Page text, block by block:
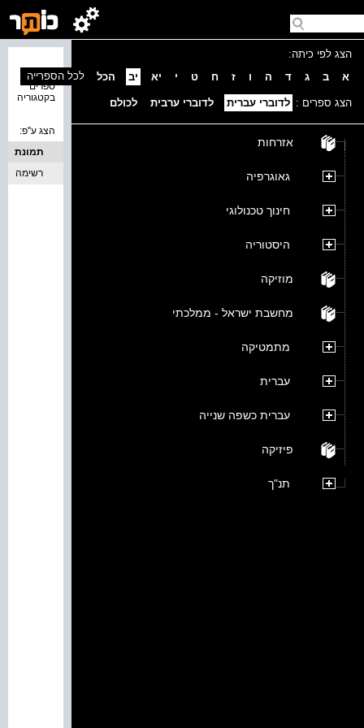
הצג לפי כיתה:
א
ב ג ד ה ו ז ח ט י יא יב הכל
הצג ספרים : לדוברי עברית לדוברי ערבית לכולם
אזרחות
גאוגרפיה
חינוך טכנולוגי
היסטוריה
מוזיקה
מחשבת ישראל - ממלכתי
מתמטיקה
עברית
עברית כשפה שנייה
פיזיקה
תנ"ך
ספרים
בקטגוריה
לכל הספרייה
הצג ע''פ:
תמונת
כריכה
רשימה